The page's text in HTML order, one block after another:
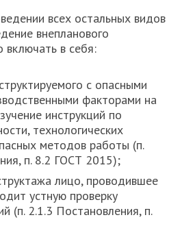
всех остальных видов
внепланового
включать в себя:
с опасными
факторами на
инструкций по
технологических
методов работы (п.
п. 8.2 ГОСТ 2015);
лицо, проводившее
устную проверку
(п. 2.1.3 Постановления, п.